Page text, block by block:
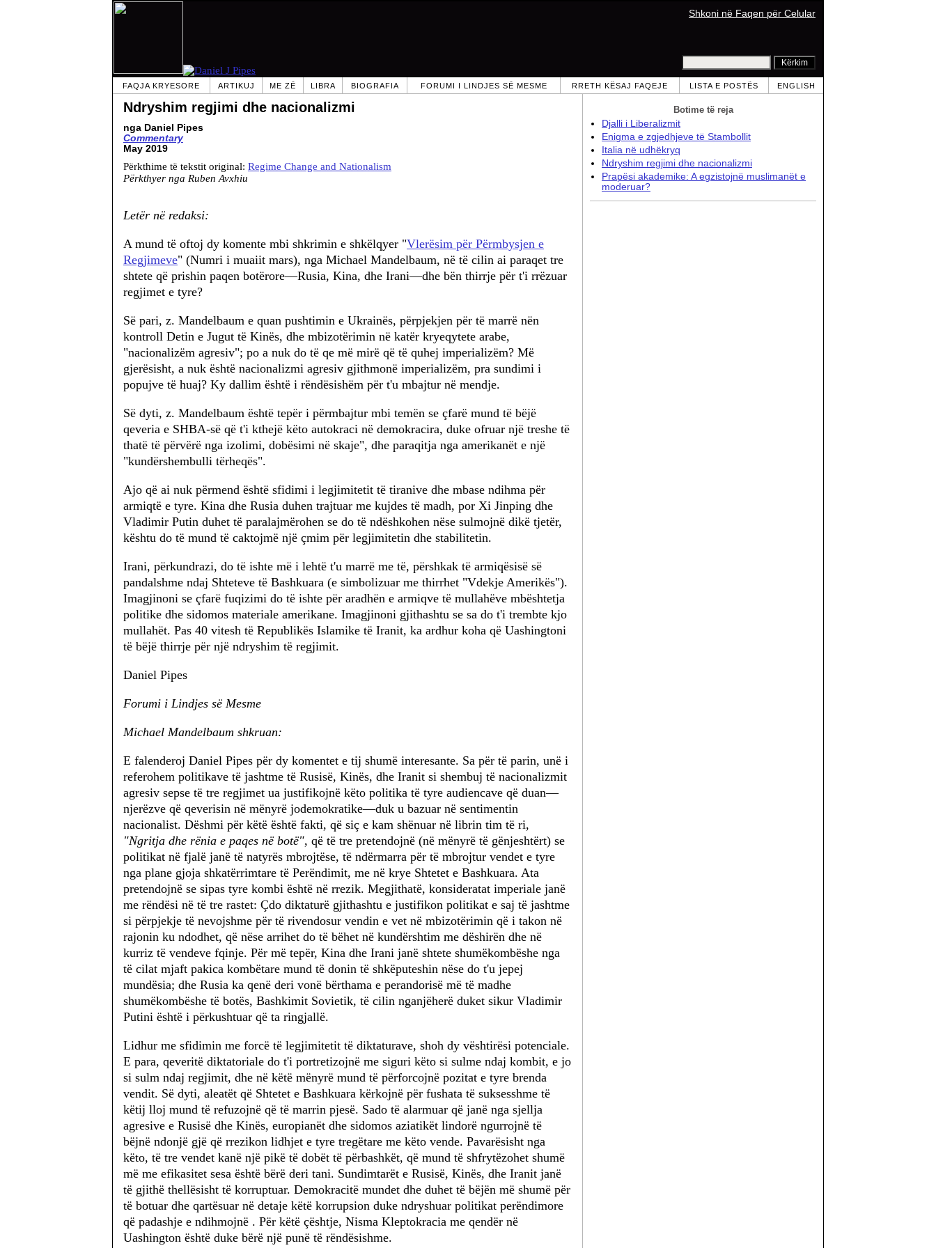
Shkoni në Faqen për Celular
FAQJA KRYESORE ARTIKUJ ME ZË LIBRA BIOGRAFIA FORUMI I LINDJES SË MESME RRETH KËSAJ FAQEJE LISTA E POSTËS ENGLISH
Ndryshim regjimi dhe nacionalizmi
nga Daniel Pipes
Commentary
May 2019
Përkthime të tekstit original: Regime Change and Nationalism
Përkthyer nga Ruben Avxhiu
Letër në redaksi:
A mund të oftoj dy komente mbi shkrimin e shkëlqyer "Vlerësim për Përmbysjen e
Regjimeve" (Numri i muaiit mars), nga Michael Mandelbaum, në të cilin ai paraqet tre
shtete që prishin paqen botërore—Rusia, Kina, dhe Irani—dhe bën thirrje për t'i rrëzuar
regjimet e tyre?
Së pari, z. Mandelbaum e quan pushtimin e Ukrainës, përpjekjen për të marrë nën
kontroll Detin e Jugut të Kinës, dhe mbizotërimin në katër kryeqytete arabe,
"nacionalizëm agresiv"; po a nuk do të qe më mirë që të quhej imperializëm? Më
gjerësisht, a nuk është nacionalizmi agresiv gjithmonë imperializëm, pra sundimi i
popujve të huaj? Ky dallim është i rëndësishëm për t'u mbajtur në mendje.
Së dyti, z. Mandelbaum është tepër i përmbajtur mbi temën se çfarë mund të bëjë
qeveria e SHBA-së që t'i kthejë këto autokraci në demokracira, duke ofruar një treshe të
thatë të përvërë nga izolimi, dobësimi në skaje", dhe paraqitja nga amerikanët e një
"kundërshembulli tërheqës".
Ajo që ai nuk përmend është sfidimi i legjimitetit të tiranive dhe mbase ndihma për
armiqtë e tyre. Kina dhe Rusia duhen trajtuar me kujdes të madh, por Xi Jinping dhe
Vladimir Putin duhet të paralajmërohen se do të ndëshkohen nëse sulmojnë dikë tjetër,
kështu do të mund të caktojmë një çmim për legjimitetin dhe stabilitetin.
Irani, përkundrazi, do të ishte më i lehtë t'u marrë me të, përshkak të armiqësisë së
pandalshme ndaj Shteteve të Bashkuara (e simbolizuar me thirrhet "Vdekje Amerikës").
Imagjinoni se çfarë fuqizimi do të ishte për aradhën e armiqve të mullahëve mbështetja
politike dhe sidomos materiale amerikane. Imagjinoni gjithashtu se sa do t'i trembte kjo
mullahët. Pas 40 vitesh të Republikës Islamike të Iranit, ka ardhur koha që Uashingtoni
të bëjë thirrje për një ndryshim të regjimit.
Daniel Pipes
Forumi i Lindjes së Mesme
Michael Mandelbaum shkruan:
E falenderoj Daniel Pipes për dy komentet e tij shumë interesante. Sa për të parin, unë i
referohem politikave të jashtme të Rusisë, Kinës, dhe Iranit si shembuj të nacionalizmit
agresiv sepse të tre regjimet ua justifikojnë këto politika të tyre audiencave që duan—
njerëzve që qeverisin në mënyrë jodemokratike—duk u bazuar në sentimentin
nacionalist. Dëshmi për këtë është fakti, që siç e kam shënuar në librin tim të ri,
"Ngritja dhe rënia e paqes në botë", që të tre pretendojnë (në mënyrë të gënjeshtërt) se
politikat në fjalë janë të natyrës mbrojtëse, të ndërmarra për të mbrojtur vendet e tyre
nga plane gjoja shkatërrimtare të Perëndimit, me në krye Shtetet e Bashkuara. Ata
pretendojnë se sipas tyre kombi është në rrezik. Megjithatë, konsideratat imperiale janë
me rëndësi në të tre rastet: Çdo diktaturë gjithashtu e justifikon politikat e saj të jashtme
si përpjekje të nevojshme për të rivendosur vendin e vet në mbizotërimin që i takon në
rajonin ku ndodhet, që nëse arrihet do të bëhet në kundërshtim me dëshirën dhe në
kurriz të vendeve fqinje. Për më tepër, Kina dhe Irani janë shtete shumëkombëshe nga
të cilat mjaft pakica kombëtare mund të donin të shkëputeshin nëse do t'u jepej
mundësia; dhe Rusia ka qenë deri vonë bërthama e perandorisë më të madhe
shumëkombëshe të botës, Bashkimit Sovietik, të cilin nganjëherë duket sikur Vladimir
Putini është i përkushtuar që ta ringjallë.
Lidhur me sfidimin me forcë të legjimitetit të diktaturave, shoh dy vështirësi potenciale.
E para, qeveritë diktatoriale do t'i portretizojnë me siguri këto si sulme ndaj kombit, e jo
si sulm ndaj regjimit, dhe në këtë mënyrë mund të përforcojnë pozitat e tyre brenda
vendit. Së dyti, aleatët që Shtetet e Bashkuara kërkojnë për fushata të suksesshme të
këtij lloj mund të refuzojnë që të marrin pjesë. Sado të alarmuar që janë nga sjellja
agresive e Rusisë dhe Kinës, europianët dhe sidomos aziatikët lindorë ngurrojnë të
bëjnë ndonjë gjë që rrezikon lidhjet e tyre tregëtare me këto vende. Pavarësisht nga
këto, të tre vendet kanë një pikë të dobët të përbashkët, që mund të shfrytëzohet shumë
më me efikasitet sesa është bërë deri tani. Sundimtarët e Rusisë, Kinës, dhe Iranit janë
të gjithë thellësisht të korruptuar. Demokracitë mundet dhe duhet të bëjën më shumë për
të botuar dhe qartësuar në detaje këtë korrupsion duke ndryshuar politikat perëndimore
që padashje e ndihmojnë . Për këtë çështje, Nisma Kleptokracia me qendër në
Uashington është duke bërë një punë të rëndësishme.
Botime të reja
Djalli i Liberalizmit
Enigma e zgjedhjeve të Stambollit
Italia në udhëkryq
Ndryshim regjimi dhe nacionalizmi
Prapësi akademike: A egzistojnë muslimanët e
moderuar?